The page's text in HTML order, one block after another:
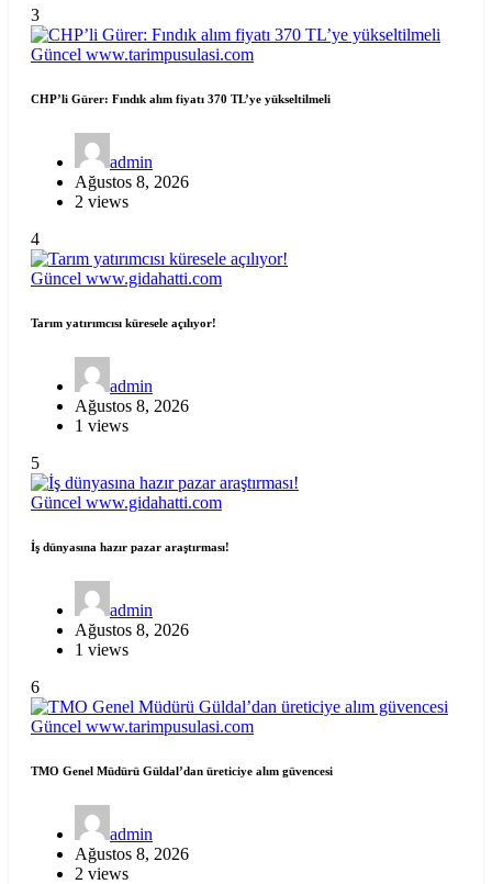
3
Güncel www.tarimpusulasi.com
CHP’li Gürer: Fındık alım fiyatı 370 TL’ye yükseltilmeli
admin
Ağustos 8, 2026
2 views
4
Güncel www.gidahatti.com
Tarım yatırımcısı küresele açılıyor!
admin
Ağustos 8, 2026
1 views
5
Güncel www.gidahatti.com
İş dünyasına hazır pazar araştırması!
admin
Ağustos 8, 2026
1 views
6
Güncel www.tarimpusulasi.com
TMO Genel Müdürü Güldal’dan üreticiye alım güvencesi
admin
Ağustos 8, 2026
2 views